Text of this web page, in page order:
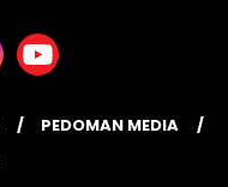
PEDOMAN MEDIA